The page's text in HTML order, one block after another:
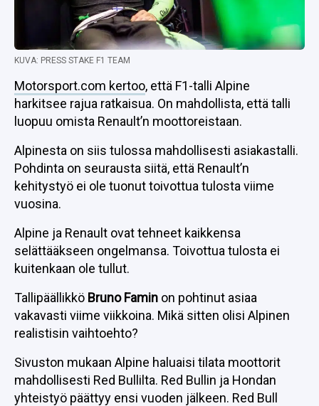
KUVA: PRESS STAKE F1 TEAM
Motorsport.com kertoo, että F1-talli Alpine
harkitsee rajua ratkaisua. On mahdollista, että talli
luopuu omista Renault’n moottoreistaan.
Alpinesta on siis tulossa mahdollisesti asiakastalli.
Pohdinta on seurausta siitä, että Renault’n
kehitystyö ei ole tuonut toivottua tulosta viime
vuosina.
Alpine ja Renault ovat tehneet kaikkensa
selättääkseen ongelmansa. Toivottua tulosta ei
kuitenkaan ole tullut.
Tallipäällikkö Bruno Famin on pohtinut asiaa
vakavasti viime viikkoina. Mikä sitten olisi Alpinen
realistisin vaihtoehto?
Sivuston mukaan Alpine haluaisi tilata moottorit
mahdollisesti Red Bullilta. Red Bullin ja Hondan
yhteistyö päättyy ensi vuoden jälkeen. Red Bull